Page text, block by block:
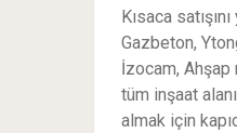
Kısaca
Gazbeton,
İzocam, Ahşap
tüm inşaat
almak için